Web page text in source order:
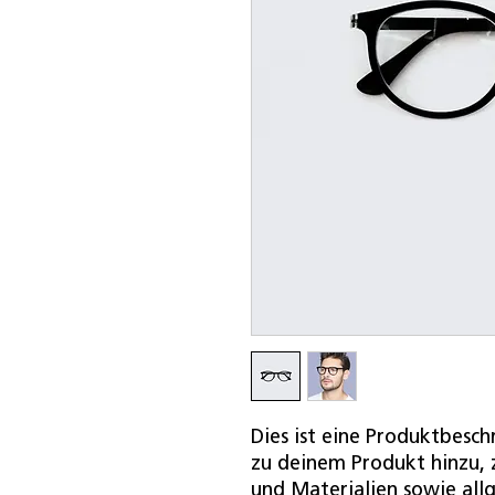
Dies ist eine
zu deinem Produkt hinzu,
und Materialien sowie